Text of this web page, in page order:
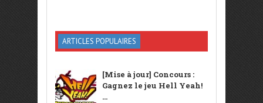
ARTICLES POPULAIRES
[Mise à jour] Concours :
Gagnez le jeu Hell Yeah!
...